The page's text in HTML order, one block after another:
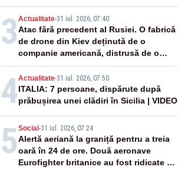
devin tropicale
3 Actualitate-31 iul. 2026, 07:40
Atac fără precedent al Rusiei. O fabrică
de drone din Kiev deținută de o
companie americană, distrusă de o
rachetă rusească
4Actualitate-31 iul. 2026, 07:50
ITALIA: 7 persoane, dispărute după
prăbușirea unei clădiri în Sicilia | VIDEO
5 Social -31 iul. 2026, 07:24
Alertă aeriană la graniță pentru a treia
oară în 24 de ore. Două aeronave
Eurofighter britanice au fost ridicate de